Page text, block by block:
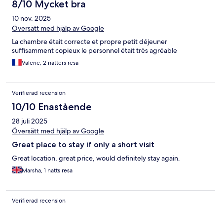
8/10 Mycket bra
10 nov. 2025
Översätt med hjälp av Google
La chambre était correcte et propre petit déjeuner
suffisamment copieux le personnel était très agréable
Valerie, 2 nätters resa
Verifierad recension
10/10 Enastående
28 juli 2025
Översätt med hjälp av Google
Great place to stay if only a short visit
Great location, great price, would definitely stay again.
Marsha, 1 natts resa
Verifierad recension